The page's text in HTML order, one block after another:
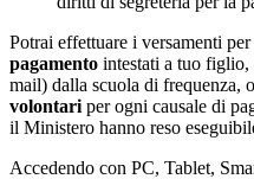
Potrai effettuare i versamenti
pagamento intestati a tuo
mail) dalla scuola di frequenza,
volontari per ogni causale di
il Ministero hanno reso
Accedendo con PC, Tablet,